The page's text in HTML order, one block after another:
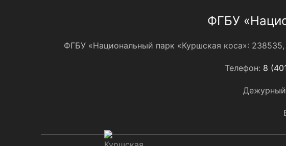
ФГБУ
ФГБУ «Национальный парк «Куршская коса»:
Телефон: 8
Дежурный